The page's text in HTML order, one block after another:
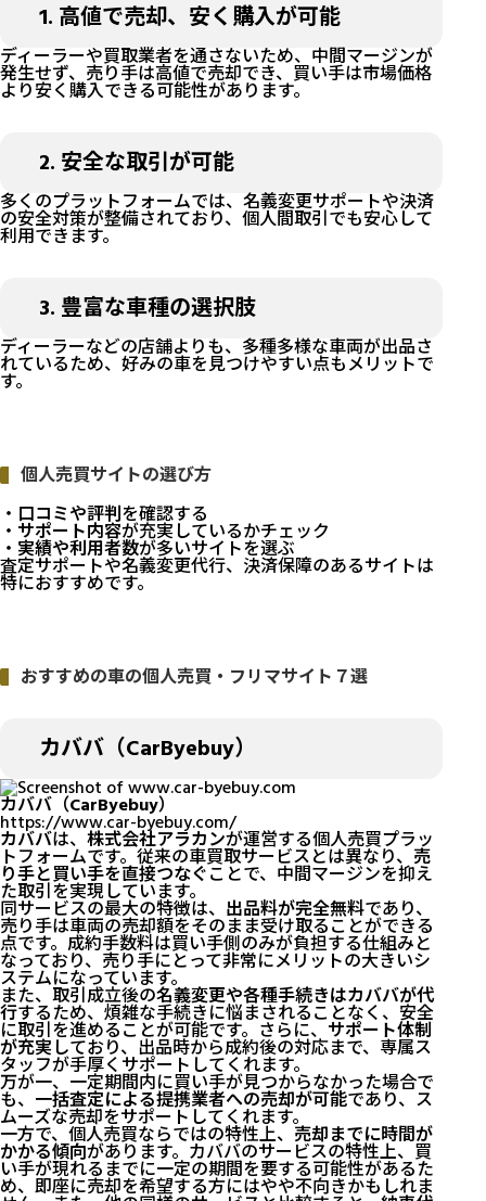
1. 高値で売却、安く購入が可能
ディーラーや買取業者を通さないため、中間マージンが
発生せず、売り手は高値で売却でき、買い手は市場価格
より安く購入できる可能性があります。
2. 安全な取引が可能
多くのプラットフォームでは、名義変更サポートや決済
の安全対策が整備されており、個人間取引でも安心して
利用できます。
3. 豊富な車種の選択肢
ディーラーなどの店舗よりも、多種多様な車両が出品さ
れているため、好みの車を見つけやすい点もメリットで
す。
個人売買サイトの選び方
・ 口コミや評判を確認する
・ サポート内容が充実しているかチェック
・ 実績や利用者数が多いサイトを選ぶ
査定サポートや名義変更代行、決済保障のあるサイトは
特におすすめです。
おすすめの車の個人売買・フリマサイト７選
カババ（CarByebuy）
カババ（CarByebuy）
https://www.car-byebuy.com/
カババは、 株式会社アラカンが運営する個人売買プラッ
トフォームです。従来の車買取サービスとは異なり、 売
り手と買い手を直接つなぐことで、中間マージンを抑え
た取引を実現しています。
同サービスの最大の特徴は、 出品料が完全無料であり、
売り手は車両の売却額をそのまま受け取ることができる
点です。成約手数料は買い手側のみが負担する仕組みと
なっており、売り手にとって非常にメリットの大きいシ
ステムになっています。
また、取引成立後の名義変更や各種手続きはカババが代
行するため、煩雑な手続きに悩まされることなく、安全
に取引を進めることが可能です。さらに、 サポート体制
が充実 しており、出品時から成約後の対応まで、専属ス
タッフが手厚くサポートしてくれます。
万が一、一定期間内に買い手が見つからなかった場合で
も、 一括査定による提携業者への売却が可能であり、ス
ムーズな売却をサポートしてくれます。
一方で、個人売買ならではの特性上、 売却までに時間が
かかる傾向があります。カババのサービスの特性上、買
い手が現れるまでに一定の期間を要する可能性があるた
め、即座に売却を希望する方にはやや不向きかもしれま